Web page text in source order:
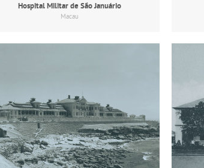
Hospital Militar de São Januário
Macau